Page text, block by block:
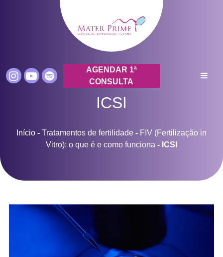
AGENDAR 1ª
CONSULTA
ICSI
Início - Tratamentos de fertilidade - FIV (Fertilização in
Vitro): o que é e como funciona - ICSI